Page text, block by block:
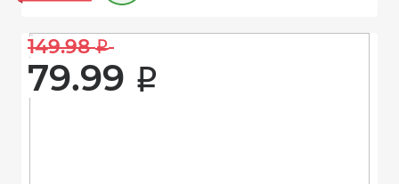
149.98 i
79.99 i